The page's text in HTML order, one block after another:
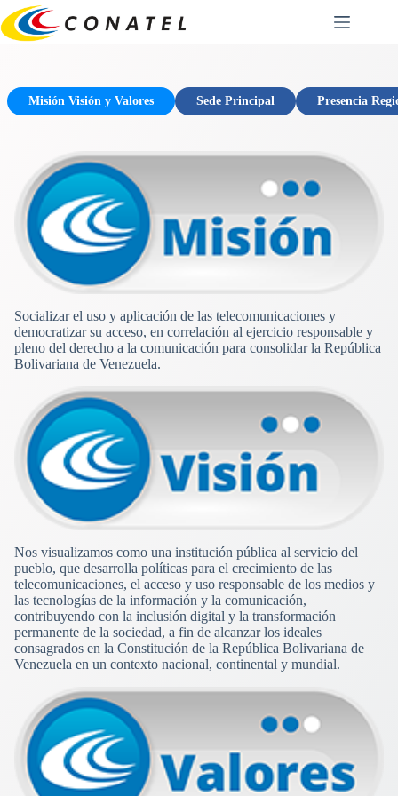
Saltar
al
contenido
Misión Visión y Valores Sede Principal Presencia
Socializar el uso y aplicación de las telecomunicaciones y
democratizar su acceso, en correlación al ejercicio responsable y
pleno del derecho a la comunicación para consolidar la República
Bolivariana de Venezuela.
Nos visualizamos como una institución pública al servicio del
pueblo, que desarrolla políticas para el crecimiento de las
telecomunicaciones, el acceso y uso responsable de los medios y
las tecnologías de la información y la comunicación,
contribuyendo con la inclusión digital y la transformación
permanente de la sociedad, a fin de alcanzar los ideales
consagrados en la Constitución de la República Bolivariana de
Venezuela en un contexto nacional, continental y mundial.